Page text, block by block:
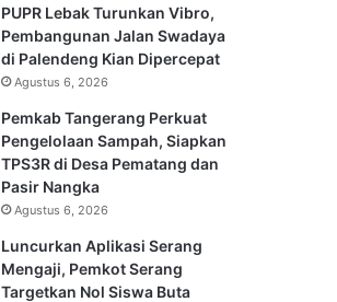
PUPR Lebak Turunkan Vibro,
Pembangunan Jalan Swadaya
di Palendeng Kian Dipercepat
Agustus 6, 2026
Pemkab Tangerang Perkuat
Pengelolaan Sampah, Siapkan
TPS3R di Desa Pematang dan
Pasir Nangka
Agustus 6, 2026
Luncurkan Aplikasi Serang
Mengaji, Pemkot Serang
Targetkan Nol Siswa Buta